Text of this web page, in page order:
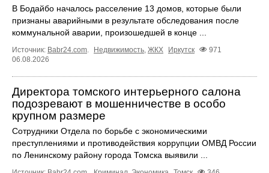
В Бодайбо началось расселение 13 домов, которые были
признаны аварийными в результате обследования после
коммунальной аварии, произошедшей в конце ...
Источник: Babr24.com Недвижимость ЖКХ Иркутск
971
06.08.2026
Директора томского интерьерного салона
подозревают в мошенничестве в особо
крупном размере
Сотрудники Отдела по борьбе с экономическими
преступлениями и противодействия коррупции ОМВД России
по Ленинскому району города Томска выявили ...